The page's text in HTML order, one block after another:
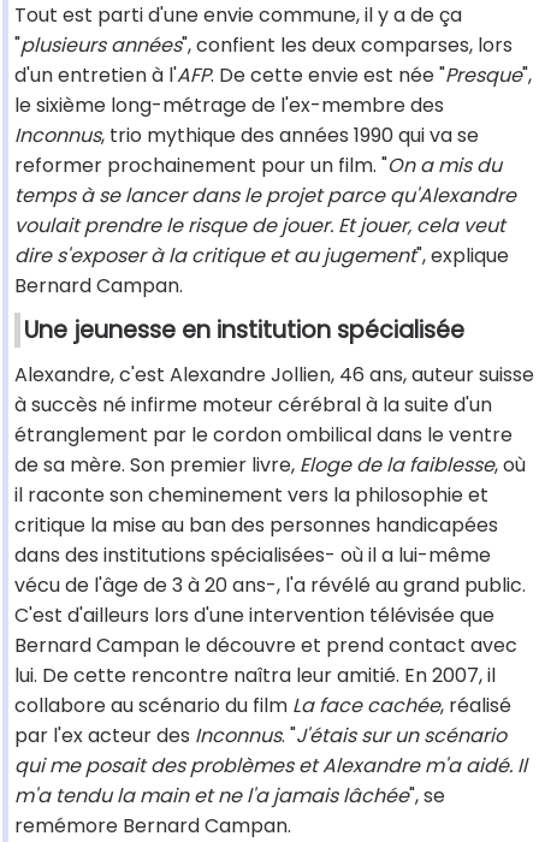
Tout est parti d'une envie commune, il y a de ça
"plusieurs années", confient les deux comparses, lors
d'un entretien à l'AFP. De cette envie est née "Presque",
le sixième long-métrage de l'ex-membre des
Inconnus, trio mythique des années 1990 qui va se
reformer prochainement pour un film. "On a mis du
temps à se lancer dans le projet parce qu'Alexandre
voulait prendre le risque de jouer. Et jouer, cela veut
dire s'exposer à la critique et au jugement", explique
Bernard Campan.
Une jeunesse en institution spécialisée
Alexandre, c'est Alexandre Jollien, 46 ans, auteur suisse
à succès né infirme moteur cérébral à la suite d'un
étranglement par le cordon ombilical dans le ventre
de sa mère. Son premier livre, Eloge de la faiblesse, où
il raconte son cheminement vers la philosophie et
critique la mise au ban des personnes handicapées
dans des institutions spécialisées- où il a lui-même
vécu de l'âge de 3 à 20 ans-, l'a révélé au grand public.
C'est d'ailleurs lors d'une intervention télévisée que
Bernard Campan le découvre et prend contact avec
lui. De cette rencontre naîtra leur amitié. En 2007, il
collabore au scénario du film La face cachée, réalisé
par l'ex acteur des Inconnus. "J'étais sur un scénario
qui me posait des problèmes et Alexandre m'a aidé. Il
m'a tendu la main et ne l'a jamais lâchée", se
remémore Bernard Campan.